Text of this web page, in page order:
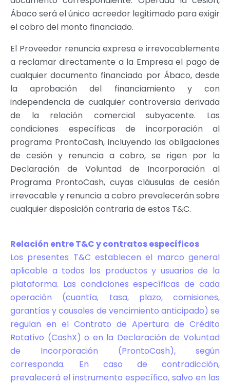
Ábaco será el único acreedor legitimado para exigir
el cobro del monto financiado.
El Proveedor renuncia expresa e irrevocablemente
a reclamar directamente a la Empresa el pago de
cualquier documento financiado por Ábaco, desde
la aprobación del financiamiento y con
independencia de cualquier controversia derivada
de la relación comercial subyacente. Las
condiciones específicas de incorporación al
programa ProntoCash, incluyendo las obligaciones
de cesión y renuncia a cobro, se rigen por la
Declaración de Voluntad de Incorporación al
Programa ProntoCash, cuyas cláusulas de cesión
irrevocable y renuncia a cobro prevalecerán sobre
cualquier disposición contraria de estos T&C.
Relación entre T&C y contratos específicos
Los presentes T&C establecen el marco general
aplicable a todos los productos y usuarios de la
plataforma. Las condiciones específicas de cada
operación (cuantía, tasa, plazo, comisiones,
garantías y causales de vencimiento anticipado) se
regulan en el Contrato de Apertura de Crédito
Rotativo (CashX) o en la Declaración de Voluntad
de Incorporación (ProntoCash), según
corresponda. En caso de contradicción,
prevalecerá el instrumento específico, salvo en las